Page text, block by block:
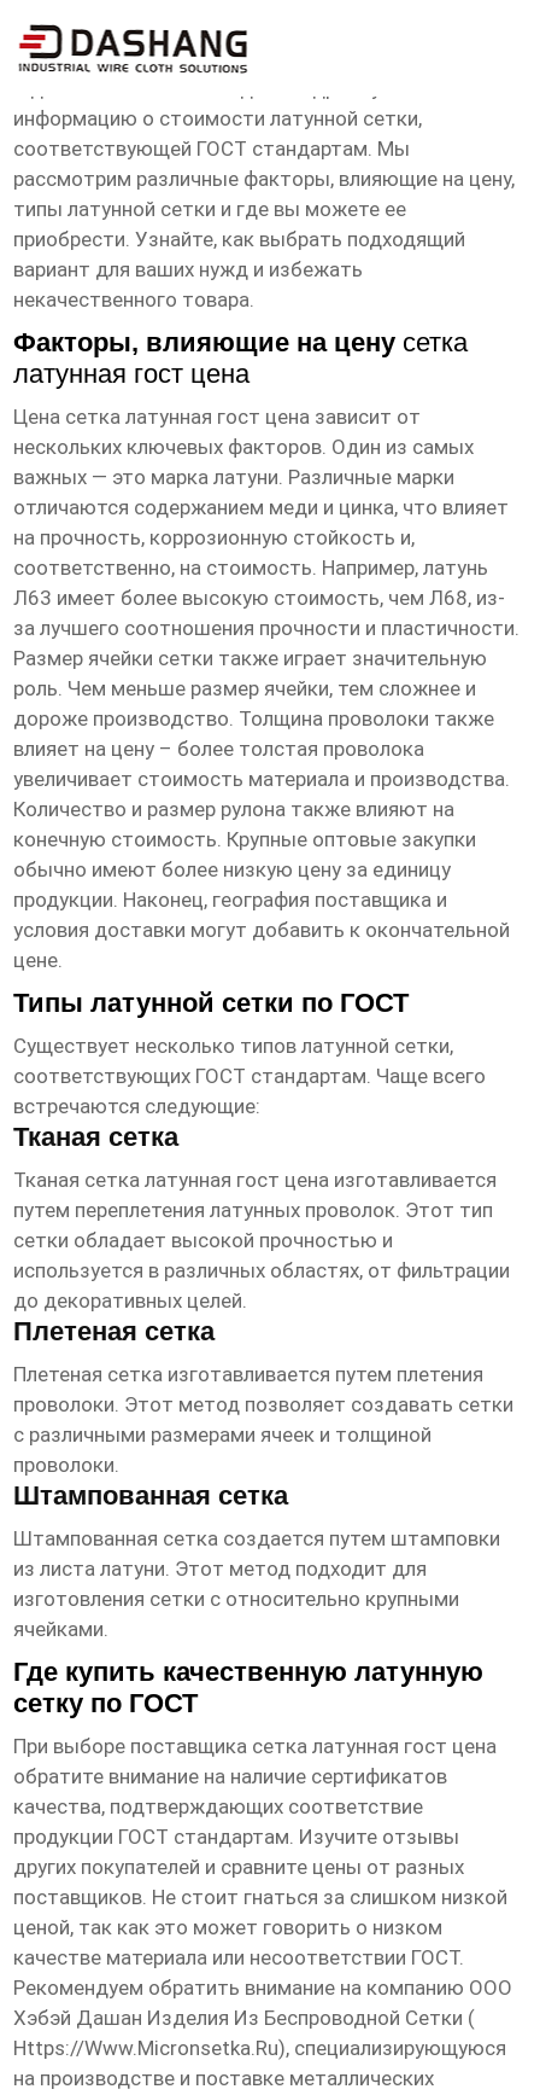
сетка латунная гост цена
информацию о стоимости латунной сетки,
соответствующей ГОСТ стандартам. Мы
рассмотрим различные факторы, влияющие на цену,
типы латунной сетки и где вы можете ее
приобрести. Узнайте, как выбрать подходящий
вариант для ваших нужд и избежать
некачественного товара.
Факторы, влияющие на цену сетка
латунная гост цена
Цена сетка латунная гост цена зависит от
нескольких ключевых факторов. Один из самых
важных — это марка латуни. Различные марки
отличаются содержанием меди и цинка, что влияет
на прочность, коррозионную стойкость и,
соответственно, на стоимость. Например, латунь
Л63 имеет более высокую стоимость, чем Л68, из-
за лучшего соотношения прочности и пластичности.
Размер ячейки сетки также играет значительную
роль. Чем меньше размер ячейки, тем сложнее и
дороже производство. Толщина проволоки также
влияет на цену – более толстая проволока
увеличивает стоимость материала и производства.
Количество и размер рулона также влияют на
конечную стоимость. Крупные оптовые закупки
обычно имеют более низкую цену за единицу
продукции. Наконец, география поставщика и
условия доставки могут добавить к окончательной
цене.
Типы латунной сетки по ГОСТ
Существует несколько типов латунной сетки,
соответствующих ГОСТ стандартам. Чаще всего
встречаются следующие:
Тканая сетка
Тканая сетка латунная гост цена изготавливается
путем переплетения латунных проволок. Этот тип
сетки обладает высокой прочностью и
используется в различных областях, от фильтрации
до декоративных целей.
Плетеная сетка
Плетеная сетка изготавливается путем плетения
проволоки. Этот метод позволяет создавать сетки
с различными размерами ячеек и толщиной
проволоки.
Штампованная сетка
Штампованная сетка создается путем штамповки
из листа латуни. Этот метод подходит для
изготовления сетки с относительно крупными
ячейками.
Где купить качественную латунную
сетку по ГОСТ
При выборе поставщика сетка латунная гост цена
обратите внимание на наличие сертификатов
качества, подтверждающих соответствие
продукции ГОСТ стандартам. Изучите отзывы
других покупателей и сравните цены от разных
поставщиков. Не стоит гнаться за слишком низкой
ценой, так как это может говорить о низком
качестве материала или несоответствии ГОСТ.
Рекомендуем обратить внимание на компанию ООО
Хэбэй Дашан Изделия Из Беспроводной Сетки (
Https://www.micronsetka.ru), специализирующуюся
на производстве и поставке металлических